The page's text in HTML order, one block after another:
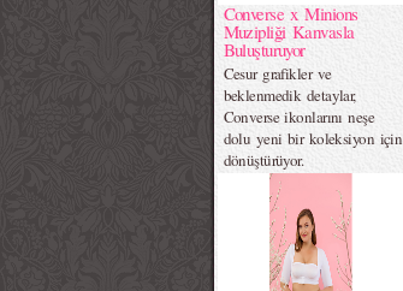
Converse x Minions
Muzipliği Kanvasla
Buluşturuyor
Cesur grafikler ve
beklenmedik detaylar,
Converse ikonlarını neşe
dolu yeni bir koleksiyon için
dönüştürüyor.